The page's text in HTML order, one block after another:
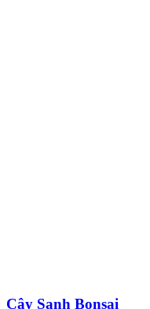
Cây Sanh Bonsai